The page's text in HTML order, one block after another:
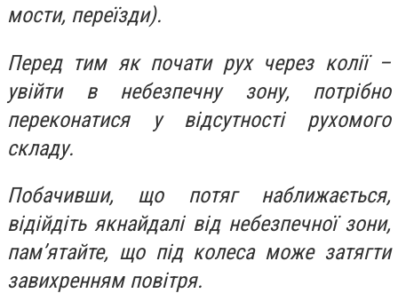
мости, переїзди).
Перед тим як почати рух через колії –
увійти в небезпечну зону, потрібно
переконатися у відсутності рухомого
складу.
Побачивши, що потяг наближається,
відійдіть якнайдалі від небезпечної зони,
пам’ятайте, що під колеса може затягти
завихренням повітря.